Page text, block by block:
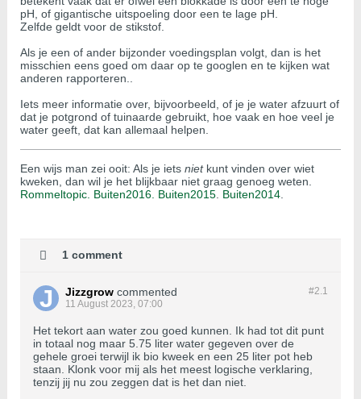
pH, of gigantische uitspoeling door een te lage pH.
Zelfde geldt voor de stikstof.
Als je een of ander bijzonder voedingsplan volgt, dan is het
misschien eens goed om daar op te googlen en te kijken wat
anderen rapporteren..
Iets meer informatie over, bijvoorbeeld, of je je water afzuurt of
dat je potgrond of tuinaarde gebruikt, hoe vaak en hoe veel je
water geeft, dat kan allemaal helpen.
Een wijs man zei ooit: Als je iets nietkunt vinden over wiet
kweken, dan wil je het blijkbaar niet graag genoeg weten.
Rommeltopic. Buiten2016. Buiten2015 Buiten2014
1 comment
#2.1
Jizzgrow commented
11 August 2023, 07:00
Het tekort aan water zou goed kunnen. Ik had tot dit punt
in totaal nog maar 5.75 liter water gegeven over de
gehele groei terwijl ik bio kweek en een 25 liter pot heb
staan. Klonk voor mij als het meest logische verklaring,
tenzij jij nu zou zeggen dat is het dan niet.